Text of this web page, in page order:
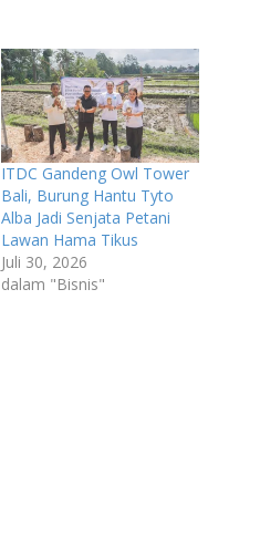
ITDC Gandeng Owl Tower
Bali, Burung Hantu Tyto
Alba Jadi Senjata Petani
Lawan Hama Tikus
Juli 30, 2026
dalam "Bisnis"